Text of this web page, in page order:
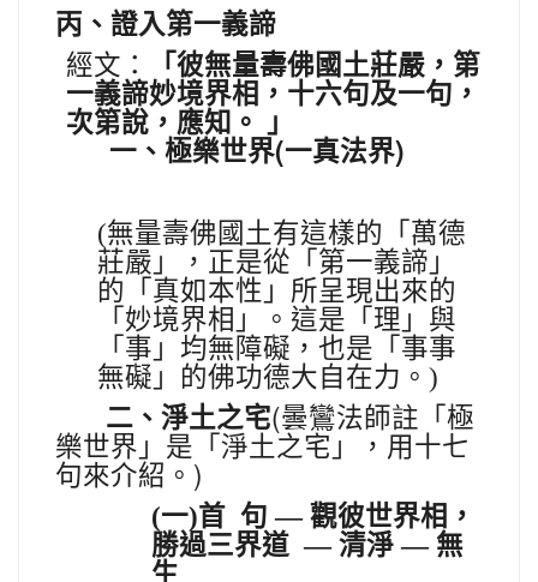
丙、 證入第一義諦
經文：
「彼無量壽佛國土莊嚴，第
一義諦妙境界相，十六句及一句，
次第說，應知。
」
一、極樂世界(一真法界)
(無量壽佛國土有這樣的「萬德
莊嚴」，正是從「第一義諦」
的「真如本性」所呈現出來的
「妙境界相」。這是「理」與
「事」均無障礙，也是「事事
無礙」的佛功德大自在力。)
二、淨土之宅(曇鸞法師註 「極
樂世界」是「淨土之宅」，用十七
句來介紹。 )
(一)首 句 — 觀彼世界相，
勝過三界道 — 清淨 — 無
生